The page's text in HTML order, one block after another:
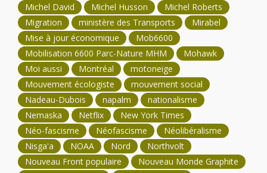
Michel David
Michel Husson
Michel Roberts
Migration
ministère des Transports
Mirabel
Mise à jour économique
Mob6600
Mobilisation 6600 Parc-Nature MHM
Mohawk
Moi aussi
Montréal
motoneige
Mouvement écologiste
mouvement social
Nadeau-Dubois
napalm
nationalisme
Nemaska
Netflix
New York Times
Néo-fascisme
Néofascisme
Néolibéralisme
Nisga'a
NOAA Nord
Northvolt
Nouveau Front populaire
Nouveau Monde Graphite